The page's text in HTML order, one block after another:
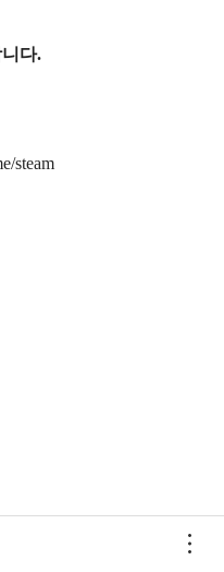
다.
steam